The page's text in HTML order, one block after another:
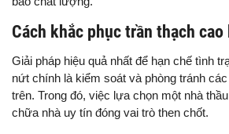
Cách khắc phục trần thạch
Giải pháp hiệu quả nhất để hạn chế tình
nứt chính là kiểm soát và phòng tránh
trên. Trong đó, việc lựa chọn một nhà
chữa nhà uy tín đóng vai trò then chốt.